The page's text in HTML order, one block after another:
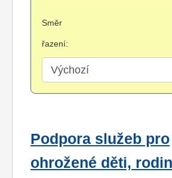
Směr
řazení:
Podpora služeb pro
ohrožené děti,